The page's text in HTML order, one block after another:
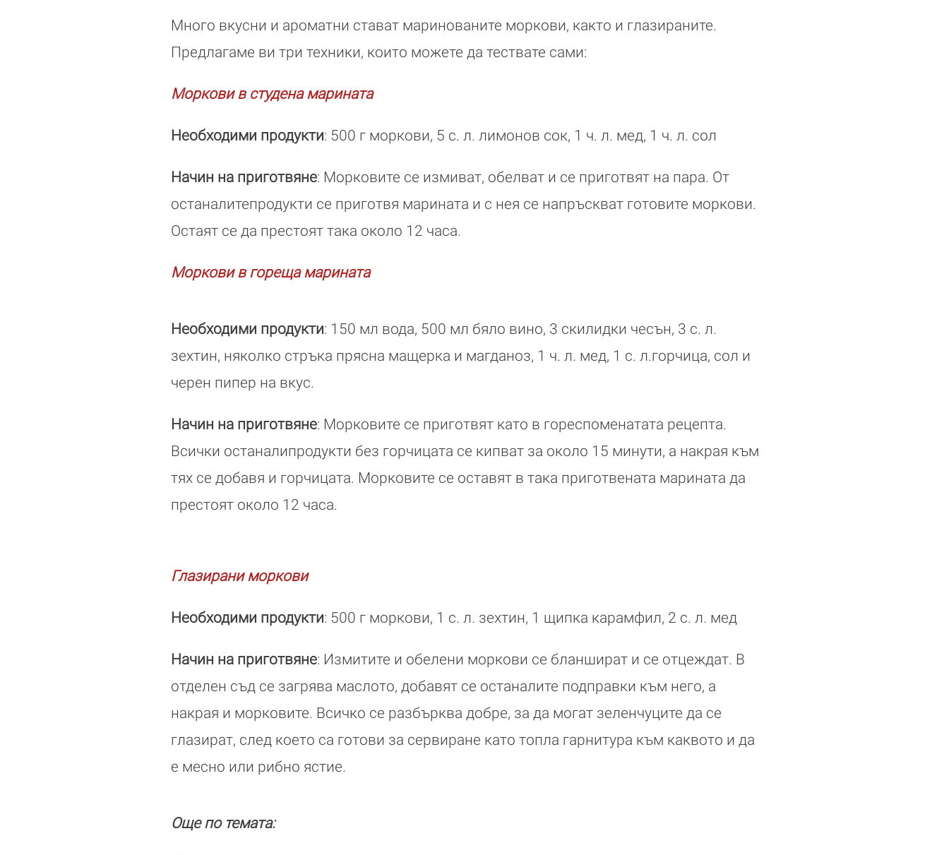
Много вкусни и ароматни стават маринованите моркови, както и глазираните.
Предлагаме ви три техники, които можете да тествате сами:
Моркови в студена марината
Необходими продукти: 500 г моркови, 5 с. л. лимонов сок, 1 ч. л. мед, 1 ч. л. сол
Начин на приготвяне: Морковите се измиват, обелват и се приготвят на пара. От
останалитепродукти се приготвя марината и с нея се напръскват готовите моркови.
Остаят се да престоят така около 12 часа.
Моркови в гореща марината
Необходими продукти: 150 мл вода, 500 мл бяло вино, 3 скилидки чесън, 3 с. л.
зехтин, няколко стръка прясна мащерка и магданоз, 1 ч. л. мед, 1 с. л.горчица, сол и
черен пипер на вкус.
Начин на приготвяне: Морковите се приготвят като в гореспоменатата рецепта.
Всички останалипродукти без горчицата се кипват за около 15 минути, а накрая към
тях се добавя и горчицата. Морковите се оставят в така приготвената марината да
престоят около 12 часа.
Глазирани моркови
Необходими продукти: 500 г моркови, 1 с. л. зехтин, 1 щипка карамфил, 2 с. л. мед
Начин на приготвяне: Измитите и обелени моркови се бланшират и се отцеждат. В
отделен съд се загрява маслото, добавят се останалите подправки към него, а
накрая и морковите. Всичко се разбърква добре, за да могат зеленчуците да се
глазират, след което са готови за сервиране като топла гарнитура към каквото и да
е месно или рибно ястие.
Още по темата: